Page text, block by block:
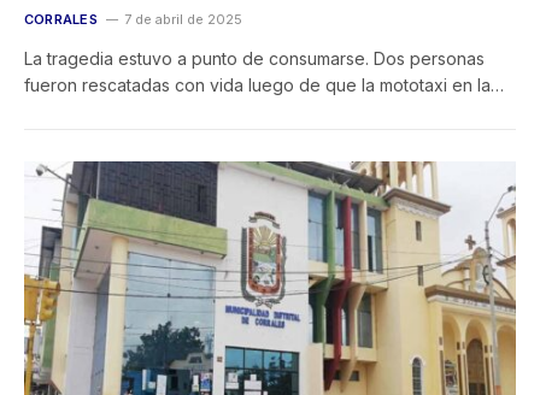
CORRALES 7 de abril de 2025
La tragedia estuvo a punto de consumarse. Dos personas
fueron rescatadas con vida luego de que la mototaxi en la…